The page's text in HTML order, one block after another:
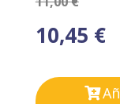
10,45 €